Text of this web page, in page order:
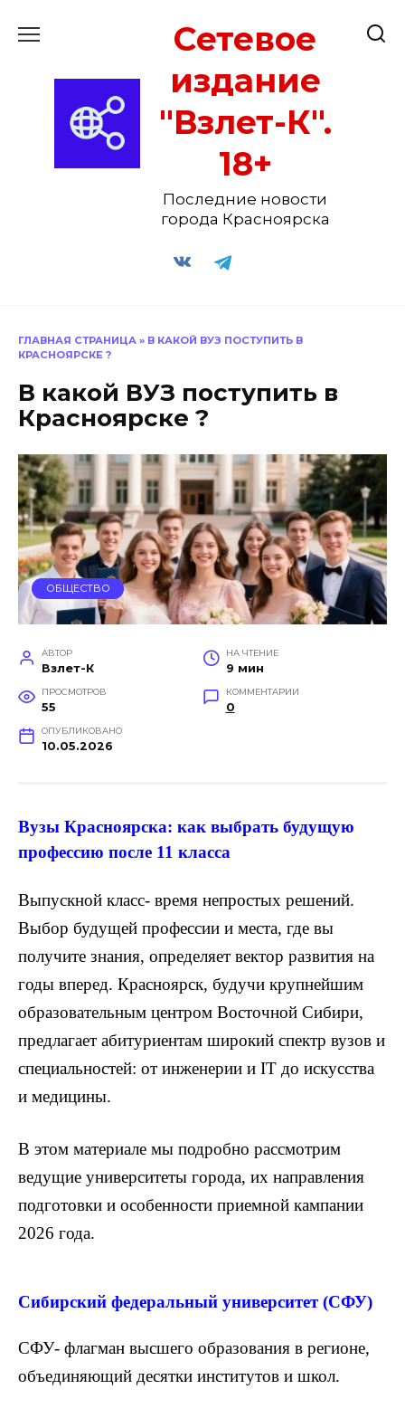
Сетевое
издание
"Взлет-К".
18+
Последние новости
города Красноярска
ГЛАВНАЯ СТРАНИЦА » В КАКОЙ ВУЗ ПОСТУПИТЬ В
КРАСНОЯРСКЕ ?
В какой ВУЗ поступить в
Красноярске ?
ОБЩЕСТВО
АВТОР
Взлет-К
НА ЧТЕНИЕ
9 мин
ПРОСМОТРОВ
55
КОММЕНТАРИИ
0
ОПУБЛИКОВАНО
10.05.2026
Вузы Красноярска: как выбрать будущую
профессию после 11 класса
Выпускной класс- время непростых решений.
Выбор будущей профессии и места, где вы
получите знания, определяет вектор развития на
годы вперед. Красноярск, будучи крупнейшим
образовательным центром Восточной Сибири,
предлагает абитуриентам широкий спектр вузов и
специальностей: от инженерии и IT до искусства
и медицины.
В этом материале мы подробно рассмотрим
ведущие университеты города, их направления
подготовки и особенности приемной кампании
2026 года.
Сибирский федеральный университет (СФУ)
СФУ- флагман высшего образования в регионе,
объединяющий десятки институтов и школ.